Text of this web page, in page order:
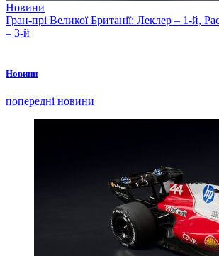
Новини
Гран-прі Великої Британії: Леклер – 1-й,
– 3-й
Новини
попередні новини